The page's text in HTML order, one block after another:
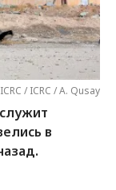
/ ICRC / A. Qusay
в